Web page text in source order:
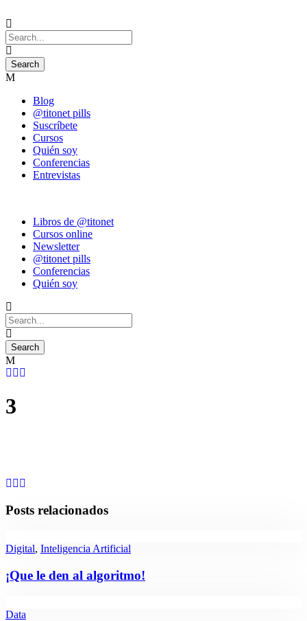
Blog
@titonet pills
Suscríbete
Cursos
Quién soy
Conferencias
Entrevistas
Libros de @titonet
Cursos online
Newsletter
@titonet pills
Conferencias
Quién soy
3
Posts relacionados
Digital, Inteligencia Artificial
¡Que le den al algoritmo!
Data